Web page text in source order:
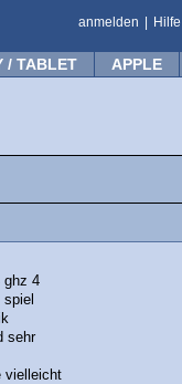
anmelden Hilfe
/ TABLET APPLE
ghz 4
sehr
vielleicht